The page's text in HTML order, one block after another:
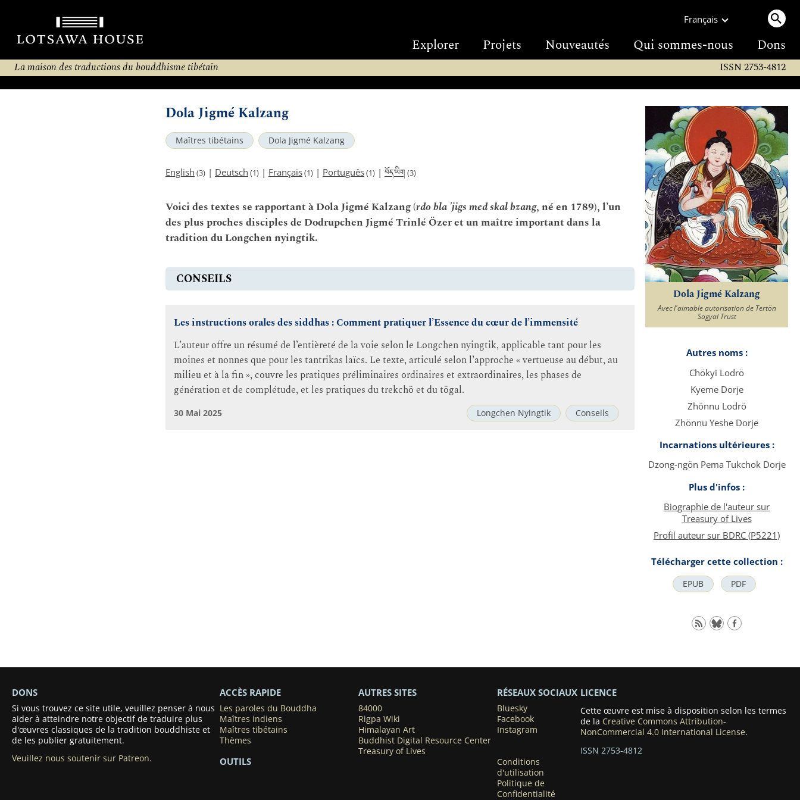
Français
Explorer Projets Nouveautés Qui sommes-nous Dons
La maison des traductions du bouddhisme tibétain ISSN 2753-4812
Dola Jigmé Kalzang
Maîtres tibétains Dola Jigmé Kalzang
English (3) | Deutsch (1) | Français(1) | Português(1) | བོད་ཡིག (3)
Voici des textes se rapportant à Dola Jigmé Kalzang (rdo bla 'jigs med skal bzang, né en 1789), l’un
des plus proches disciples de Dodrupchen Jigmé Trinlé Özer et un maître important dans la
tradition du Longchen nyingtik.
CONSEILS
Les instructions orales des siddhas : Comment pratiquer l’Essence du cœur de l’immensité
L’auteur offre un résumé de l’entièreté de la voie selon le Longchen nyingtik, applicable tant pour les
moines et nonnes que pour les tantrikas laïcs. Le texte, articulé selon l’approche « vertueuse au début, au
milieu et à la fin », couvre les pratiques préliminaires ordinaires et extraordinaires, les phases de
génération et de complétude, et les pratiques du trekchö et du tögal.
Longchen Nyingtik Conseils
30 Mai 2025
Dola Jigmé Kalzang
Avec l'aimable autorisation de Tertön
Sogyal Trust
Autres noms :
Chökyi Lodrö
Kyeme Dorje
Zhönnu Lodrö
Zhönnu Yeshe Dorje
Incarnations ultérieures :
Dzong-ngön Pema Tukchok Dorje
Plus d'infos :
Biographie de l'auteur sur
Treasury of Lives
Profil auteur sur BDRC (P5221)
Télécharger cette collection :
EPUB PDF
DONS
Si vous trouvez ce site utile, veuillez penser à nous
aider à atteindre notre objectif de traduire plus
d'œuvres classiques de la tradition bouddhiste et
de les publier gratuitement.
Veuillez nous soutenir sur Patreon.
ACCÈS RAPIDE
Les paroles du Bouddha
Maîtres indiens
Maîtres tibétains
Thèmes
OUTILS
AUTRES SITES
84000
Rigpa Wiki
Himalayan Art
Buddhist Digital Resource Center
Treasury of Lives
RÉSEAUX SOCIAUX
Bluesky
Facebook
Instagram
Conditions
d'utilisation
Politique de
Confidentialité
LICENCE
Cette œuvre est mise à disposition selon les termes
de la Creative Commons Attribution-
NonCommercial 4.0 International License.
ISSN 2753-4812